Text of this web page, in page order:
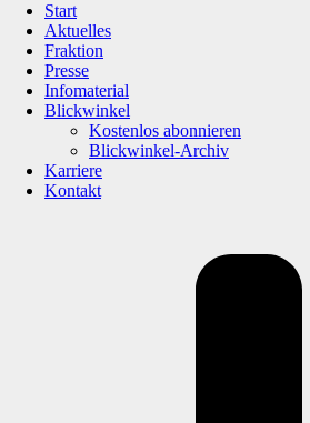
Start
Aktuelles
Fraktion
Presse
Infomaterial
Blickwinkel
Kostenlos abonnieren
Blickwinkel-Archiv
Karriere
Kontakt